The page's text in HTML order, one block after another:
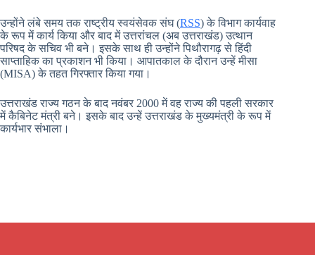
उन्होंने लंबे समय तक राष्ट्रीय स्वयंसेवक संघ (RSS) के विभाग कार्यवाह
के रूप में कार्य किया और बाद में उत्तरांचल (अब उत्तराखंड) उत्थान
परिषद के सचिव भी बने। इसके साथ ही उन्होंने पिथौरागढ़ से हिंदी
साप्ताहिक का प्रकाशन भी किया। आपातकाल के दौरान उन्हें मीसा
(MISA) के तहत गिरफ्तार किया गया।
उत्तराखंड राज्य गठन के बाद नवंबर 2000 में वह राज्य की पहली सरकार
में कैबिनेट मंत्री बने। इसके बाद उन्हें उत्तराखंड के मुख्यमंत्री के रूप में
कार्यभार संभाला।